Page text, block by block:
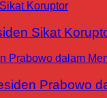
Sikat
Prabowo